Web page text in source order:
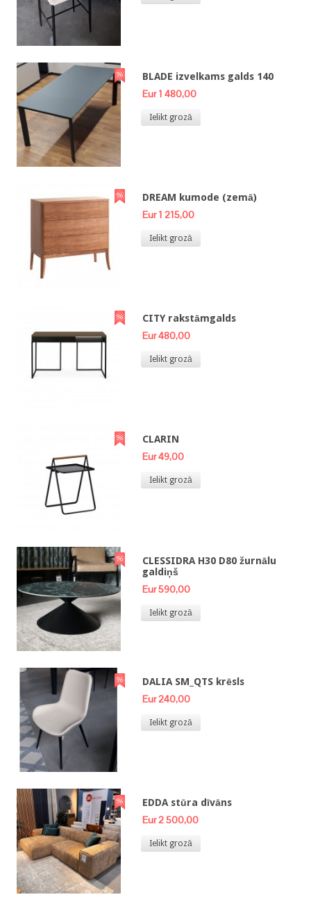
BLADE izvelkams galds 140
Eur 1 480,00
Ielikt grozā
DREAM kumode (zemā)
Eur 1 215,00
Ielikt grozā
CITY rakstāmgalds
Eur 480,00
Ielikt grozā
CLARIN
Eur 49,00
Ielikt grozā
CLESSIDRA H30 D80 žurnālu
galdiņš
Eur 590,00
Ielikt grozā
DALIA SM_QTS krēsls
Eur 240,00
Ielikt grozā
EDDA stūra dīvāns
Eur 2 500,00
Ielikt grozā